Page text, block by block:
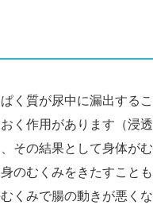
く質が尿中に漏出する
く作用があります（浸
その結果として身体が
のむくみをきたすこと
くみで腸の動きが悪く